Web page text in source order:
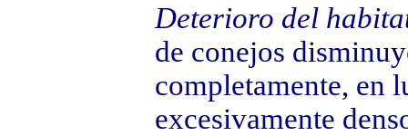
Deterioro del
de conejos
completamente, en
excesivamente